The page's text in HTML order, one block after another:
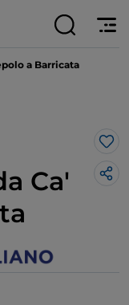
a Barricata
Ca'